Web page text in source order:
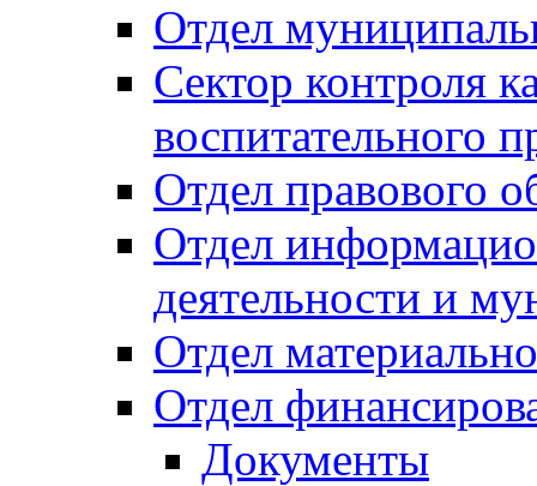
Отдел
Сектор контроля
воспитательного
Отдел правового
Отдел
деятельности и
Отдел
Отдел
Документы